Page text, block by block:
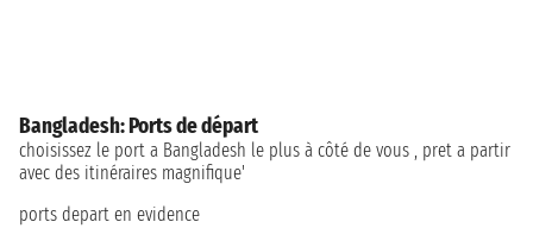
Bangladesh: Ports de départ
choisissez le port a Bangladesh le plus à côté de vous , pret a partir
avec des itinéraires magnifique'
ports depart en evidence